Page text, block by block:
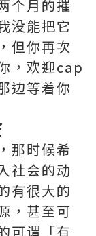
个月的摧
没能把它
但你再次
，欢迎cap
边等着你
那时候希
社会的动
有很大的
，甚至可
可谓「有